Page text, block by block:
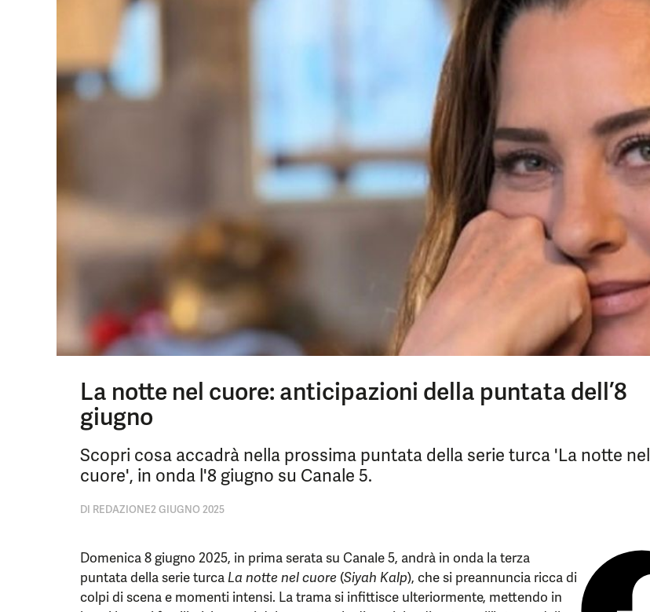
La notte nel cuore: anticipazioni della puntata dell’8
giugno
Scopri cosa accadrà nella prossima puntata della serie turca 'La notte nel
cuore', in onda l'8 giugno su Canale 5.
DI REDAZIONE2 GIUGNO 2025
Domenica 8 giugno 2025, in prima serata su Canale 5, andrà in onda la terza
puntata della serie turca La notte nel cuore (Siyah Kalp), che si preannuncia ricca di
colpi di scena e momenti intensi. La trama si infittisce ulteriormente, mettendo in